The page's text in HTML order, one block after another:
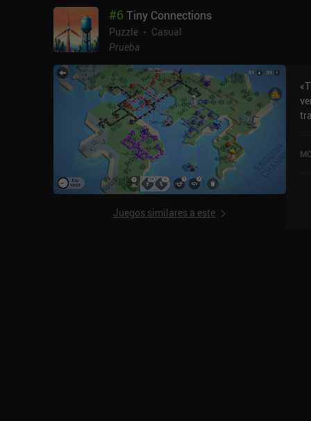
#6 Tiny Connections
Puzzle
Casual
Prueba
Juegos similares a este